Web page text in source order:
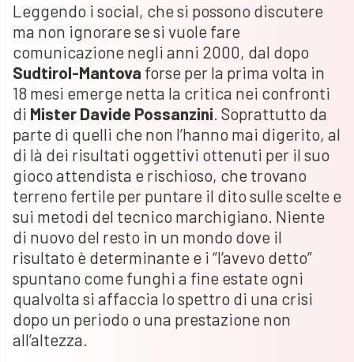
Leggendo i social, che si possono discutere
ma non ignorare se si vuole fare
comunicazione negli anni 2000, dal dopo
Sudtirol-Mantova forse per la prima volta in
18 mesi emerge netta la critica nei confronti
di Mister Davide Possanzini. Soprattutto da
parte di quelli che non l’hanno mai digerito, al
di là dei risultati oggettivi ottenuti per il suo
gioco attendista e rischioso, che trovano
terreno fertile per puntare il dito sulle scelte e
sui metodi del tecnico marchigiano. Niente
di nuovo del resto in un mondo dove il
risultato è determinante e i “l’avevo detto”
spuntano come funghi a fine estate ogni
qualvolta si affaccia lo spettro di una crisi
dopo un periodo o una prestazione non
all’altezza.